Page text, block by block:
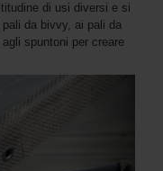
di usi diversi e si
da bivvy, ai pali da
spuntoni per creare